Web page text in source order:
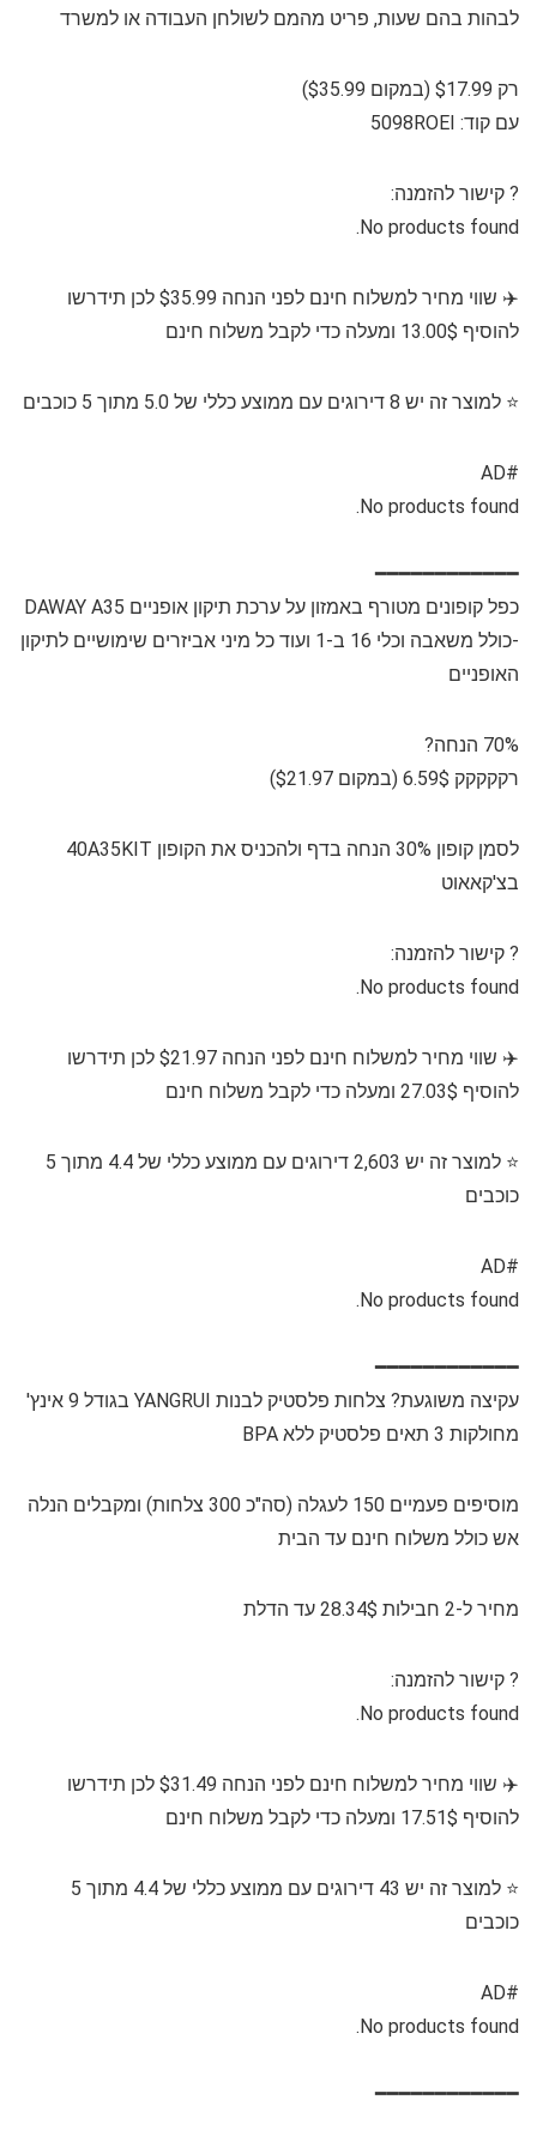
לבהות בהם שעות, פריט מהמם לשולחן העבודה או למשרד
רק $17.99 (במקום $35.99)
עם קוד: 5098ROEI
?⁩ קישור להזמנה:
No products found.
✈️ שווי מחיר למשלוח חינם לפני הנחה $35.99 לכן תידרשו
להוסיף 13.00$ ומעלה כדי לקבל משלוח חינם
⭐️ למוצר זה יש 8 דירוגים עם ממוצע כללי של 5.0 מתוך 5 כוכבים
#AD
No products found.
━━━━━━━━━━━━
כפל קופונים מטורף באמזון על ערכת תיקון אופניים DAWAY A35
-כולל משאבה וכלי 16 ב-1 ועוד כל מיני אביזרים שימושיים לתיקון
האופניים
70% הנחה?
רקקקקק 6.59$ (במקום $21.97)
לסמן קופון 30% הנחה בדף ולהכניס את הקופון 40A35KIT
בצ'קאאוט
?⁩ קישור להזמנה:
No products found.
✈️ שווי מחיר למשלוח חינם לפני הנחה $21.97 לכן תידרשו
להוסיף 27.03$ ומעלה כדי לקבל משלוח חינם
⭐️ למוצר זה יש 2,603 ​​דירוגים עם ממוצע כללי של 4.4 מתוך 5
כוכבים
#AD
No products found.
━━━━━━━━━━━━
עקיצה משוגעת? צלחות פלסטיק לבנות YANGRUI בגודל 9 אינץ'
מחולקות 3 תאים פלסטיק ללא BPA
מוסיפים פעמיים 150 לעגלה (סה"כ 300 צלחות) ומקבלים הנלה
אש כולל משלוח חינם עד הבית
מחיר ל-2 חבילות 28.34$ עד הדלת
?️⁩ קישור להזמנה:
No products found.
✈️ שווי מחיר למשלוח חינם לפני הנחה $31.49 לכן תידרשו
להוסיף 17.51$ ומעלה כדי לקבל משלוח חינם
⭐️ למוצר זה יש 43 דירוגים עם ממוצע כללי של 4.4 מתוך 5
כוכבים
#AD
No products found.
━━━━━━━━━━━━